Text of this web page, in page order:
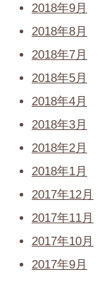
2018年9月
2018年8月
2018年7月
2018年5月
2018年4月
2018年3月
2018年2月
2018年1月
2017年12月
2017年11月
2017年10月
2017年9月